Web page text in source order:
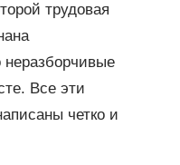
трудовая
неразборчивые
Все эти
четко и